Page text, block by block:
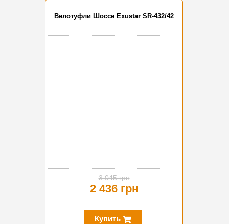
Велотуфли Шоссе Exustar SR-432/42
3 045 грн
2 436 грн
Купить